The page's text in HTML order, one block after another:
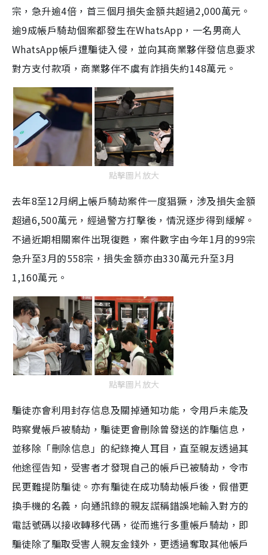
宗，急升逾4倍，首三個月損失金額共超過2,000萬元。
逾9成帳戶騎劫個案都發生在WhatsApp，一名男商人
WhatsApp帳戶遭騙徒入侵，並向其商業夥伴發信息要求
對方支付款項，商業夥伴不虞有詐損失約148萬元。
點擊圖片放大
去年8至12月網上帳戶騎劫案件一度猖獗，涉及損失金額
超過6,500萬元，經過警方打擊後，情況逐步得到緩解。
不過近期相關案件出現復甦，案件數字由今年1月的99宗
急升至3月的558宗，損失金額亦由330萬元升至3月
1,160萬元。
點擊圖片放大
騙徒亦會利用封存信息及關掉通知功能，令用戶未能及
時察覺帳戶被騎劫，騙徒更會刪除曾發送的詐騙信息，
並移除「刪除信息」的紀錄掩人耳目，直至親友透過其
他途徑告知，受害者才發現自己的帳戶已被騎劫，令市
民更難提防騙徒。亦有騙徒在成功騎劫帳戶後，假借更
換手機的名義，向通訊錄的親友謊稱錯誤地輸入對方的
電話號碼以接收轉移代碼，從而進行多重帳戶騎劫，即
騙徒除了騙取受害人親友金錢外，更透過奪取其他帳戶